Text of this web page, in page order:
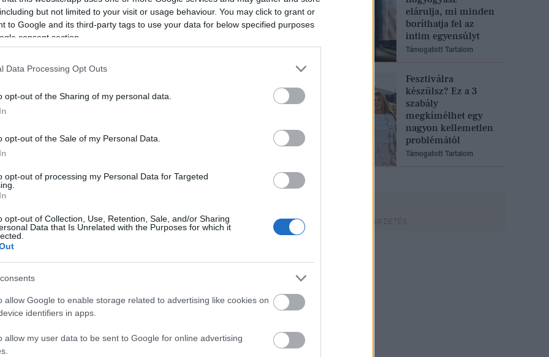
but not limited to your visit or usage behaviour. You may click to grant or
to Google and its third-party tags to use your data for below specified purposes
consent section.
Data Processing Opt Outs
opt-out of the Sharing of my personal data.
opt-out of the Sale of my Personal Data.
opt-out of processing my Personal Data for Targeted
opt-out of Collection, Use, Retention, Sale, and/or Sharing
Data that Is Unrelated with the Purposes for which it
allow Google to enable storage related to advertising like cookies on
identifiers in apps.
allow my user data to be sent to Google for online advertising
álomszép
a Critics Choice Awards-on
nélkül, és csak úgy áradt belőle a
számára a sztárvilág?
Oscar-gáláján. Galériánkban most
az átütő világhírnév előtt.
elárulja, mi minden
boríthatja fel az
intim egyensúlyt
Támogatott Tartalom
Fesztiválra
készülsz? Ez a 3
szabály
megkímélhet egy
nagyon kellemetlen
problémától
Támogatott Tartalom